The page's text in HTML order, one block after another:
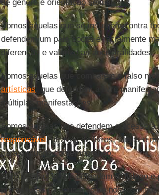
de gênero e orientação sexual.
Somos aquelas que se insurgem contra
defendem um país social e racialmente
diferenças e valorize as ancestralidades.
Somos aquelas que combatem o falso
artísticas, que defendem a livre
múltiplas manifestações.
Somos aquelas que defendem o acesso
responsável, através de livros, filmes e
para o mundo contemporâneo.
Somos aquelas que defendem o diálogo
professoras na educação de nossos filhos